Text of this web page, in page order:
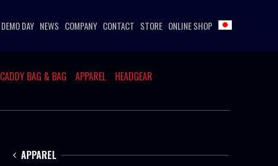
DEMO DAY NEWS COMPANY CONTACT STORE ONLINE SHOP
CADDY BAG & BAG APPAREL HEADGEAR
APPAREL